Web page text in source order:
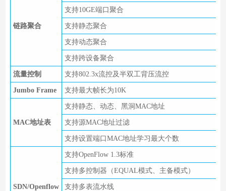
链路聚合
支持10GE端口聚合
支持静态聚合
支持动态聚合
支持跨设备聚合
流量控制 支持802.3x流控及半双工背压流控
Jumbo Frame 支持最大帧长为10K
MAC地址表
支持静态、动态、黑洞MAC地址
支持源MAC地址过滤
支持设置端口MAC地址学习最大个数
SDN/Openflow
支持OpenFlow 1.3标准
支持多控制器（EQUAL模式、主备模式）
支持多表流水线